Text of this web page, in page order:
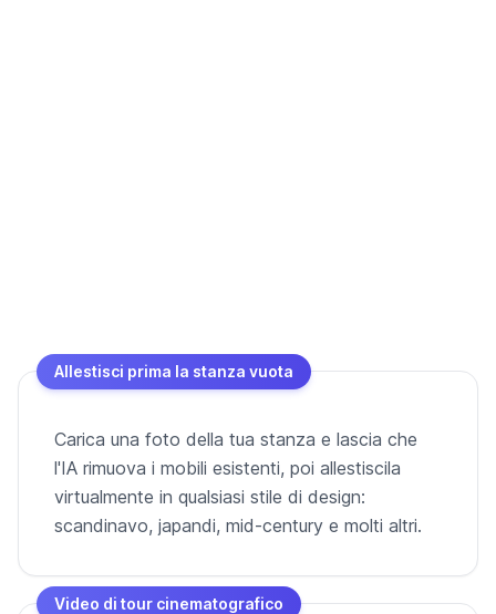
Allestisci prima la stanza vuota
Carica una foto della tua stanza e lascia che
l'IA rimuova i mobili esistenti, poi allestiscila
virtualmente in qualsiasi stile di design:
scandinavo, japandi, mid-century e molti altri.
Video di tour cinematografico